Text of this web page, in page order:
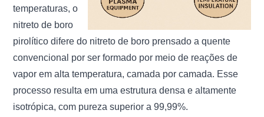
temperaturas, o
nitreto de boro
pirolítico difere do nitreto de boro prensado a quente
convencional por ser formado por meio de reações de
vapor em alta temperatura, camada por camada. Esse
processo resulta em uma estrutura densa e altamente
isotrópica, com pureza superior a 99,99%.